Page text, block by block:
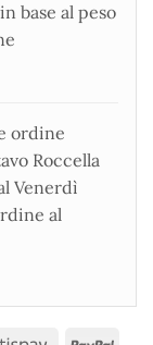
base al peso
ordine
Roccella
Venerdì
al